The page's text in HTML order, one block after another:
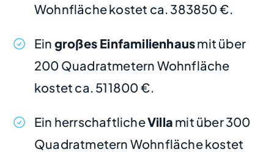
Wohnfläche kostet ca. 383850 €.
Ein großes Einfamilienhausmit über
200 Quadratmetern Wohnfläche
kostet ca. 511800 €.
Ein herrschaftlicheVilla mit über 300
Quadratmetern Wohnfläche kostet